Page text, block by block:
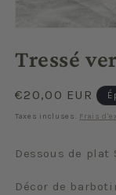
média
1
une
fenêtre
modale
Tressé
Prix
habituel
€20,00 EUR
Taxes incluses. Frais
Dessous de plat
Décor de